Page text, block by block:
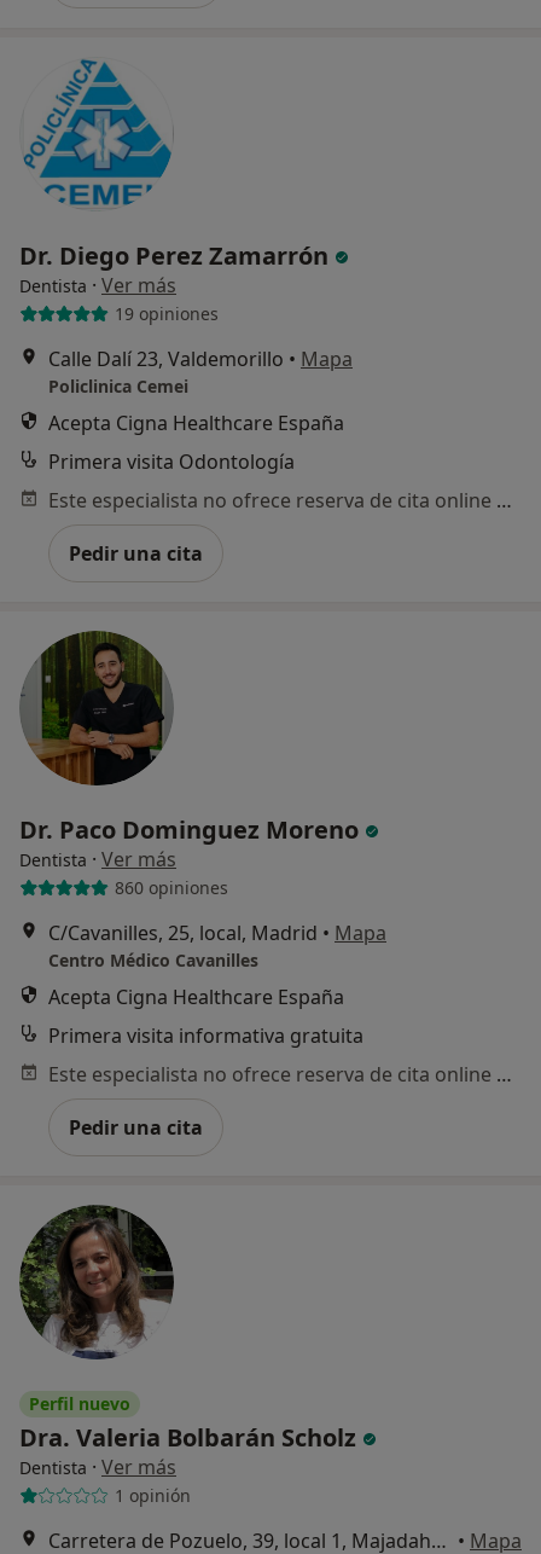
Dr. Diego Perez Zamarrón
Dentista · Ver más
19 opiniones
Calle Dalí 23, Valdemorillo • Mapa
Policlinica Cemei
Acepta Cigna Healthcare España
Primera visita Odontología
Este especialista no ofrece reserva de cita online en esta dirección.
Pedir una cita
Dr. Paco Dominguez Moreno
Dentista · Ver más
860 opiniones
C/Cavanilles, 25, local, Madrid • Mapa
Centro Médico Cavanilles
Acepta Cigna Healthcare España
Primera visita informativa gratuita
Este especialista no ofrece reserva de cita online en esta dirección.
Pedir una cita
Perfil nuevo
Dra. Valeria Bolbarán Scholz
Dentista · Ver más
1 opinión
Carretera de Pozuelo, 39, local 1, Majadahonda • Mapa